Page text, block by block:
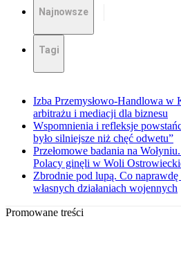
Najnowsze
Tagi
Izba Przemysłowo-Handlowa w
arbitrażu i mediacji dla biznesu
Wspomnienia i refleksje
było silniejsze niż chęć odwetu”
Przełomowe badania na
Polacy ginęli w Woli
Zbrodnie pod lupą. Co
własnych działaniach wojennych
Promowane treści